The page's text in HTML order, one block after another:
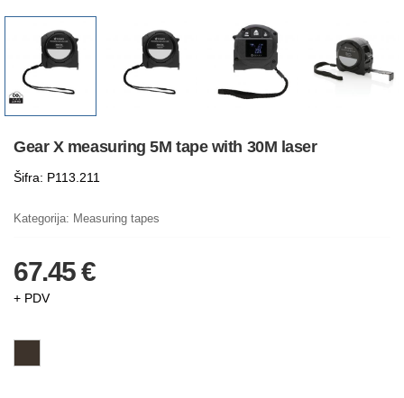
Gear X measuring 5M tape with 30M laser
Šifra: P113.211
Kategorija: Measuring tapes
67.45 €
+ PDV